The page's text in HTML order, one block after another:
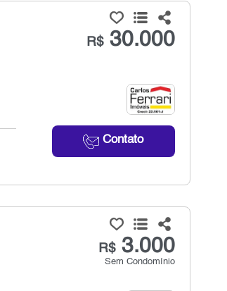
R$30.000
Contato
R$3.000
Sem Condomínio